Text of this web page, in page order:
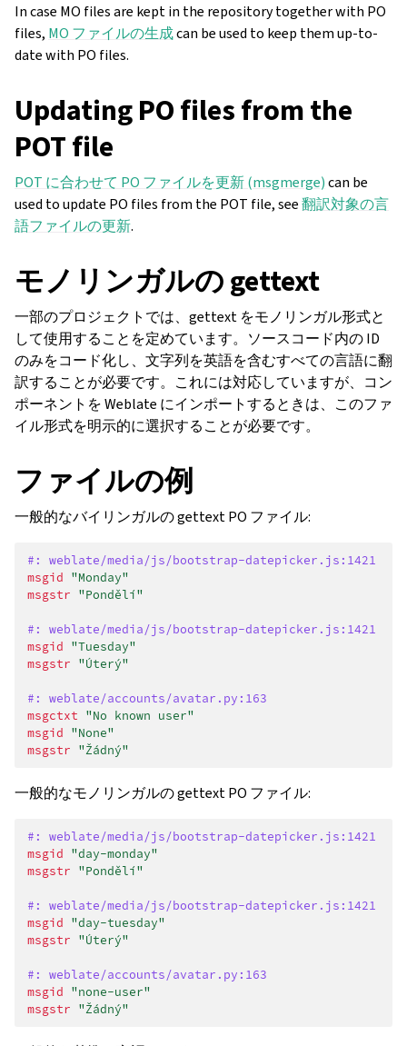
In case MO files are kept in the repository together with PO
files, MO ファイルの生成can be used to keep them up-to-
date with PO files.
Updating PO files from the
POT file
POT に合わせて PO ファイルを更新 (msgmerge)can be
used to update PO files from the POT file, see翻訳対象の言
語ファイルの更新.
モノリンガルの gettext
一部のプロジェクトでは、gettext をモノリンガル形式と
して使用することを定めています。ソースコード内の ID
のみをコード化し、文字列を英語を含むすべての言語に翻
訳することが必要です。これには対応していますが、コン
ポーネントを Weblate にインポートするときは、このファ
イル形式を明示的に選択することが必要です。
ファイルの例
一般的なバイリンガルの gettext PO ファイル:
#: weblate/media/js/bootstrap-datepicker.js:1421
msgid "Monday"
msgstr "Pondělí"
#: weblate/media/js/bootstrap-datepicker.js:1421
msgid "Tuesday"
msgstr "Úterý"
#: weblate/accounts/avatar.py:163
msgctxt "No known user"
msgid "None"
msgstr "Žádný"
一般的なモノリンガルの gettext PO ファイル:
#: weblate/media/js/bootstrap-datepicker.js:1421
msgid "day-monday"
msgstr "Pondělí"
#: weblate/media/js/bootstrap-datepicker.js:1421
msgid "day-tuesday"
msgstr "Úterý"
#: weblate/accounts/avatar.py:163
msgid "none-user"
msgstr "Žádný"